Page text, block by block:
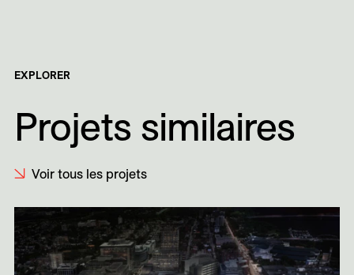
EXPLORER
Projets similaires
Voir tous les projets